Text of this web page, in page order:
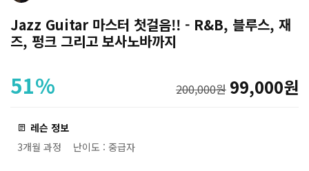
Jazz Guitar 마스터 첫걸음!! - R&B, 블루스, 재
즈, 펑크 그리고 보사노바까지
51% 200,000원 99,000원
레슨 정보
3개월 과정
난이도 : 중급자